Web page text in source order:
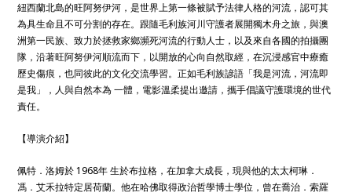
紐西蘭北島的旺阿努伊河，是世界上第一條被賦予法律人格的河流，認可其
為具生命且不可分割的存在。跟隨毛利族河川守護者展開獨木舟之旅，與澳
洲第一民族、致力於拯救家鄉瀕死河流的行動人士，以及來自各國的拍攝團
隊，沿著旺阿努伊河順流而下，以開放的心向自然取經，在沉浸感官中療癒
歷史傷痕，也同彼此的文化交流學習。正如毛利族諺語「我是河流，河流即
是我」，人與自然本為 一體，電影溫柔提出邀請，攜手倡議守護環境的世代
責任。
【導演介紹】
佩特．洛姆於 1968年 生於布拉格，在加拿大成長，現與他的太太柯琳．
馮．艾禾拉特定居荷蘭。他在哈佛取得政治哲學博士學位，曾在喬治．索羅